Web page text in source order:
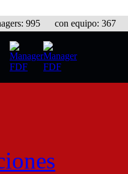
995 con equipo: 367